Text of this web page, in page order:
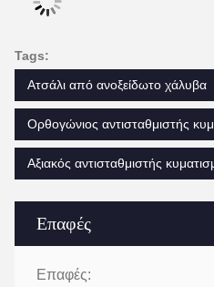
Επαφές
Επαφές:
Tags:
Ατσάλι από ανοξείδωτο χάλυβα
Ορθογώνιος αντισταθμιστής
Αξιακός αντισταθμιστής